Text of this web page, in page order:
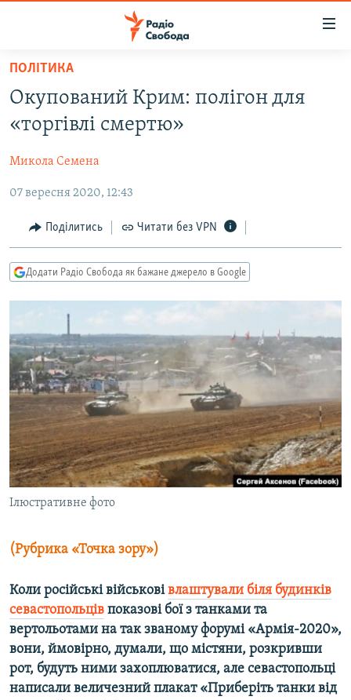
Перейти
основного
матеріалу
Перейти
до
навігації
Перейти
пошуку
ВСЕ ЗА ДОБУ
СТАТТІ
ПОЛІТИКА
ЕКОНОМІКА
СУСПІЛЬСТВО
СПОРТ
СВІТ
ВІЙНА
РОСІЙСЬКА «ФІЛЬТРАЦІЯ»
ДОНБАС.РЕАЛІЇ
КРИМ.РЕАЛІЇ
ТИ ЯК?
КИТАЙ.ВИКЛИКИ
МУЛЬТИМЕДІА
ФОТО
СПЕЦПРОЄКТИ
ПОДКАСТИ
УКР
ДОЛУЧАЙСЯ!
ПОЛІТИКА
Окупований Крим: полігон для
«торгівлі смертю»
Микола Семена
07 вересня 2020, 12:43
Поділитись Читати без VPN
Додати Радіо Свобода як бажане джерело в Google
Ілюстративне фото
(Рубрика «Точка зору»)
Коли російські військовівлаштували біля будинків
севастопольців показові бої з танками та
вертольотами на так званому форумі «Армія-2020»,
вони, ймовірно, думали, що містяни, розкривши
рот, будуть ними захоплюватися, але севастопольці
написали величезний плакат «Приберіть танки від